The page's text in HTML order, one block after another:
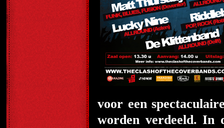
voor een
worden verdeeld. In